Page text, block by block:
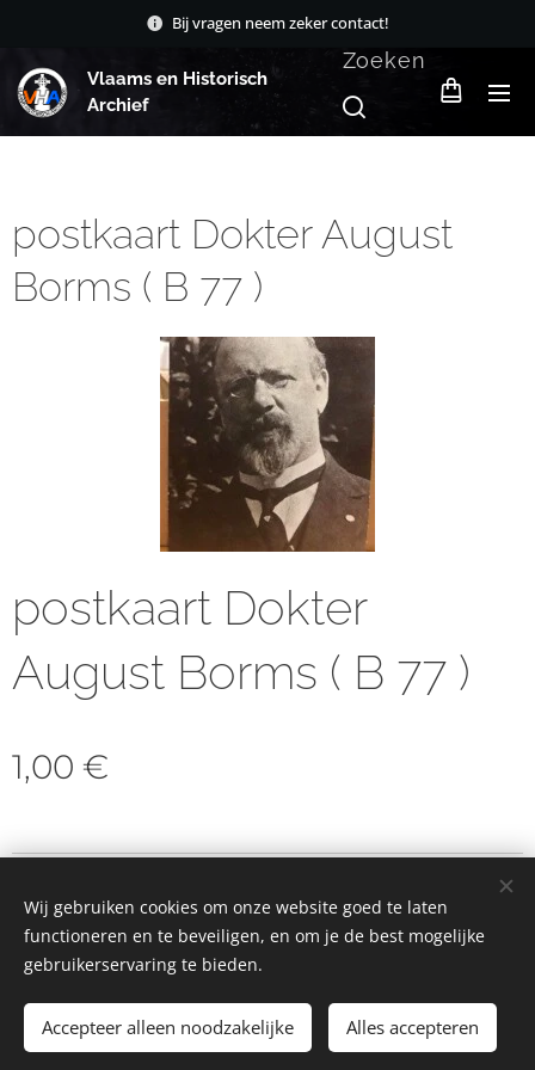
Bij vragen neem zeker contact!
Vlaams en Historisch
Archief
Zoeken
postkaart Dokter August
Borms ( B 77 )
postkaart Dokter
August Borms ( B 77 )
1,00 €
Toevoegen aan de winkelwagen
Cookies
Wij gebruiken cookies om onze website goed te laten
functioneren en te beveiligen, en om je de best mogelijke
gebruikerservaring te bieden.
Accepteer alleen noodzakelijke Alles accepteren